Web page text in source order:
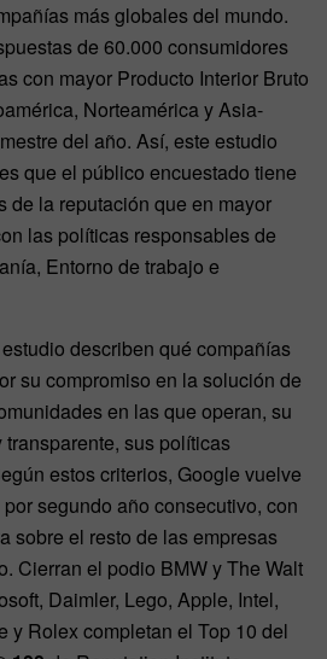
más globales del mundo.
de 60.000 consumidores
con mayor Producto Interior Bruto
Norteamérica y Asia-
del año. Así, este estudio
que el público encuestado tiene
de la reputación que en mayor
las políticas responsables de
Entorno de trabajo e
describen qué compañías
su compromiso en la solución de
en las que operan, su
sus políticas
estos criterios, Google vuelve
segundo año consecutivo, con
sobre el resto de las empresas
Cierran el podio BMW y The Walt
Daimler, Lego, Apple, Intel,
y Rolex completan el Top 10 del